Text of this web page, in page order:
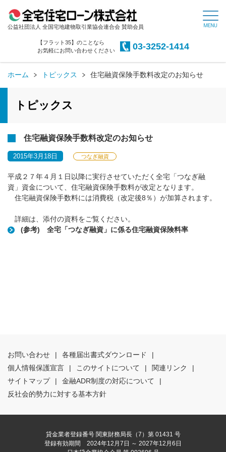
公益社団法人 全国宅地建物取引業協会連合会 賛助会員
【フラット35】のことなら
お気軽にお問い合わせください
03-3252-1414
ホーム トピックス 住宅融資保険手数料改定のお知らせ
トピックス
住宅融資保険手数料改定のお知らせ
2015年3月18日 つなぎ融資
平成２７年４月１日以降に実行させていただく全宅「つなぎ融
資」資金について、住宅融資保険手数料が改定となります。
住宅融資保険手数料には消費税（改定後8％）が加算されます。
詳細は、添付の資料をご覧ください。
(参考) 全宅「つなぎ融資」に係る住宅融資保険料率
お問い合わせ | 各種届出書式ダウンロード
|
個人情報保護宣言
| このサイトについて | 関連リンク
|
サイトマップ
| 金融ADR制度の対応について
|
反社会的勢力に対する基本方針
貸金業者登録番号 関東財務局長（7）第 01431 号
登録有効期間 2024年12月7日 ～ 2027年12月6日